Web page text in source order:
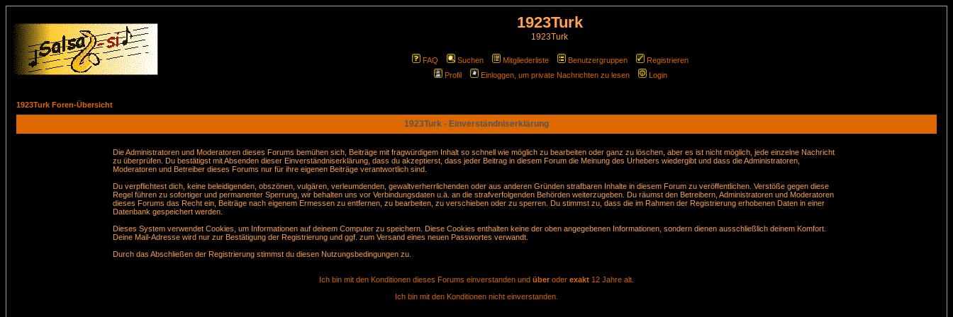
1923Turk
1923Turk
FAQ Suchen Mitgliederliste Benutzergruppen
Registrieren
Profil
Einloggen, um private Nachrichten zu lesen Login
1923Turk Foren-Übersicht
1923Turk - Einverständniserklärung
Die Administratoren und Moderatoren dieses Forums bemühen sich, Beiträge mit fragwürdigem Inhalt so schnell wie möglich zu bearbeiten oder ganz zu löschen, aber es ist nicht möglich, jede einzelne Nachricht
zu überprüfen. Du bestätigst mit Absenden dieser Einverständniserklärung, dass du akzeptierst, dass jeder Beitrag in diesem Forum die Meinung des Urhebers wiedergibt und dass die Administratoren,
Moderatoren und Betreiber dieses Forums nur für ihre eigenen Beiträge verantwortlich sind.
Du verpflichtest dich, keine beleidigenden, obszönen, vulgären, verleumdenden, gewaltverherrlichenden oder aus anderen Gründen strafbaren Inhalte in diesem Forum zu veröffentlichen. Verstöße gegen diese
Regel führen zu sofortiger und permanenter Sperrung, wir behalten uns vor Verbindungsdaten u.ä. an die strafverfolgenden Behörden weiterzugeben. Du räumst den Betreibern, Administratoren und Moderatoren
dieses Forums das Recht ein, Beiträge nach eigenem Ermessen zu entfernen, zu bearbeiten, zu verschieben oder zu sperren. Du stimmst zu, dass die im Rahmen der Registrierung erhobenen Daten in einer
Datenbank gespeichert werden.
Dieses System verwendet Cookies, um Informationen auf deinem Computer zu speichern. Diese Cookies enthalten keine der oben angegebenen Informationen, sondern dienen ausschließlich deinem Komfort.
Deine Mail-Adresse wird nur zur Bestätigung der Registrierung und ggf. zum Versand eines neuen Passwortes verwandt.
Durch das Abschließen der Registrierung stimmst du diesen Nutzungsbedingungen zu.
Ich bin mit den Konditionen dieses Forums einverstanden und über oder exakt 12 Jahre alt.
Ich bin mit den Konditionen nicht einverstanden.